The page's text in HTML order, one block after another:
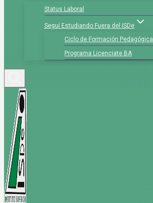
Status Laboral
Seguí Estudiando Fuera del ISDe
Ciclo de Formación Pedagógica
Programa Licenciate BA